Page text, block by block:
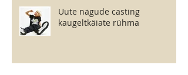
Uute nägude casting
kaugeltkäiate rühma